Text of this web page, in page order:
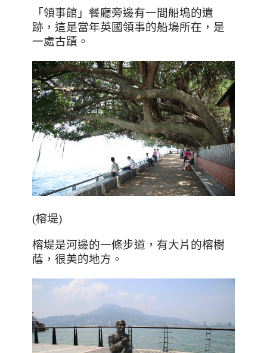
「領事館」餐廳旁邊有一間船塢的遺
跡，這是當年英國領事的船塢所在，是
一處古蹟。
(榕堤)
榕堤是河邊的一條步道，有大片的榕樹
蔭，很美的地方。